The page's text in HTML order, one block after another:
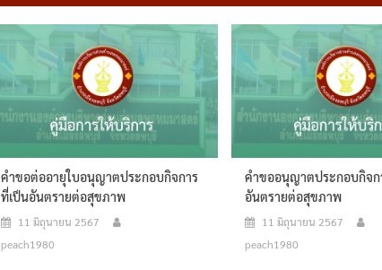
คำขอต่ออายุใบอนุญาตประกอบกิจการ
ที่เป็นอันตรายต่อสุขภาพ
11 มิถุนายน 2567
peach1980
คำขออนุญาตประกอบกิจก
อันตรายต่อสุขภาพ
11 มิถุนายน 2567
peach1980